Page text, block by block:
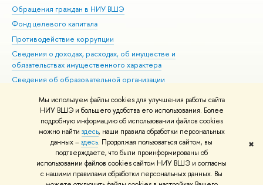
Мы используем файлы cookies для улучшения работы сайта
НИУ ВШЭ и большего удобства его использования. Более
подробную информацию об использовании файлов cookies
можно найти здесь, наши правила обработки персональных
данных –здесь. Продолжая пользоваться сайтом, вы
подтверждаете, что были проинформированы об
использовании файлов cookies сайтом НИУ ВШЭ и согласны
с нашими правилами обработки персональных данных. Вы
✖
Обращения граждан в НИУ ВШЭ
Фонд целевого капитала
Противодействие коррупции
Сведения о доходах, расходах, об имуществе и
обязательствах имущественного характера
Сведения об образовательной организации
Людям с ограниченными возможностями здоровья
Единая платежная страница
Работа в Вышке
© НИУ ВШЭ 1993–2026 Адреса и контакты Условия использования
материалов Политика конфиденциальности Карта сайта